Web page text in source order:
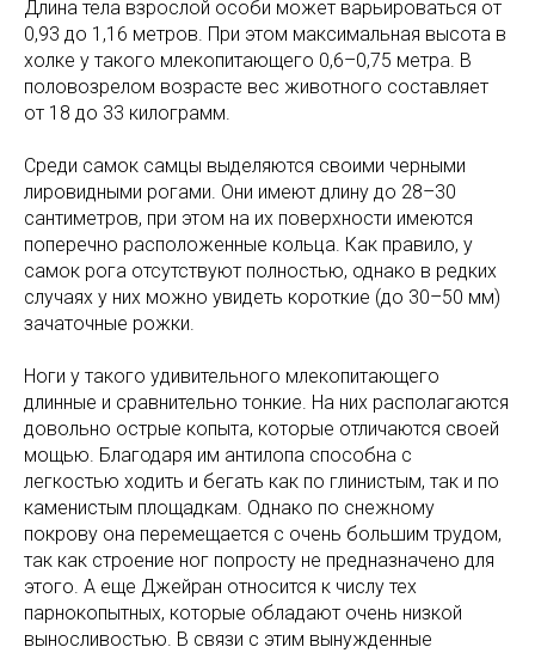
Длина тела взрослой особи может варьироваться от
0,93 до 1,16 метров. При этом максимальная высота в
холке у такого млекопитающего 0,6–0,75 метра. В
половозрелом возрасте вес животного составляет
от 18 до 33 килограмм.
Среди самок самцы выделяются своими черными
лировидными рогами. Они имеют длину до 28–30
сантиметров, при этом на их поверхности имеются
поперечно расположенные кольца. Как правило, у
самок рога отсутствуют полностью, однако в редких
случаях у них можно увидеть короткие (до 30–50 мм)
зачаточные рожки.
Ноги у такого удивительного млекопитающего
длинные и сравнительно тонкие. На них располагаются
довольно острые копыта, которые отличаются своей
мощью. Благодаря им антилопа способна с
легкостью ходить и бегать как по глинистым, так и по
каменистым площадкам. Однако по снежному
покрову она перемещается с очень большим трудом,
так как строение ног попросту не предназначено для
этого. А еще Джейран относится к числу тех
парнокопытных, которые обладают очень низкой
выносливостью. В связи с этим вынужденные